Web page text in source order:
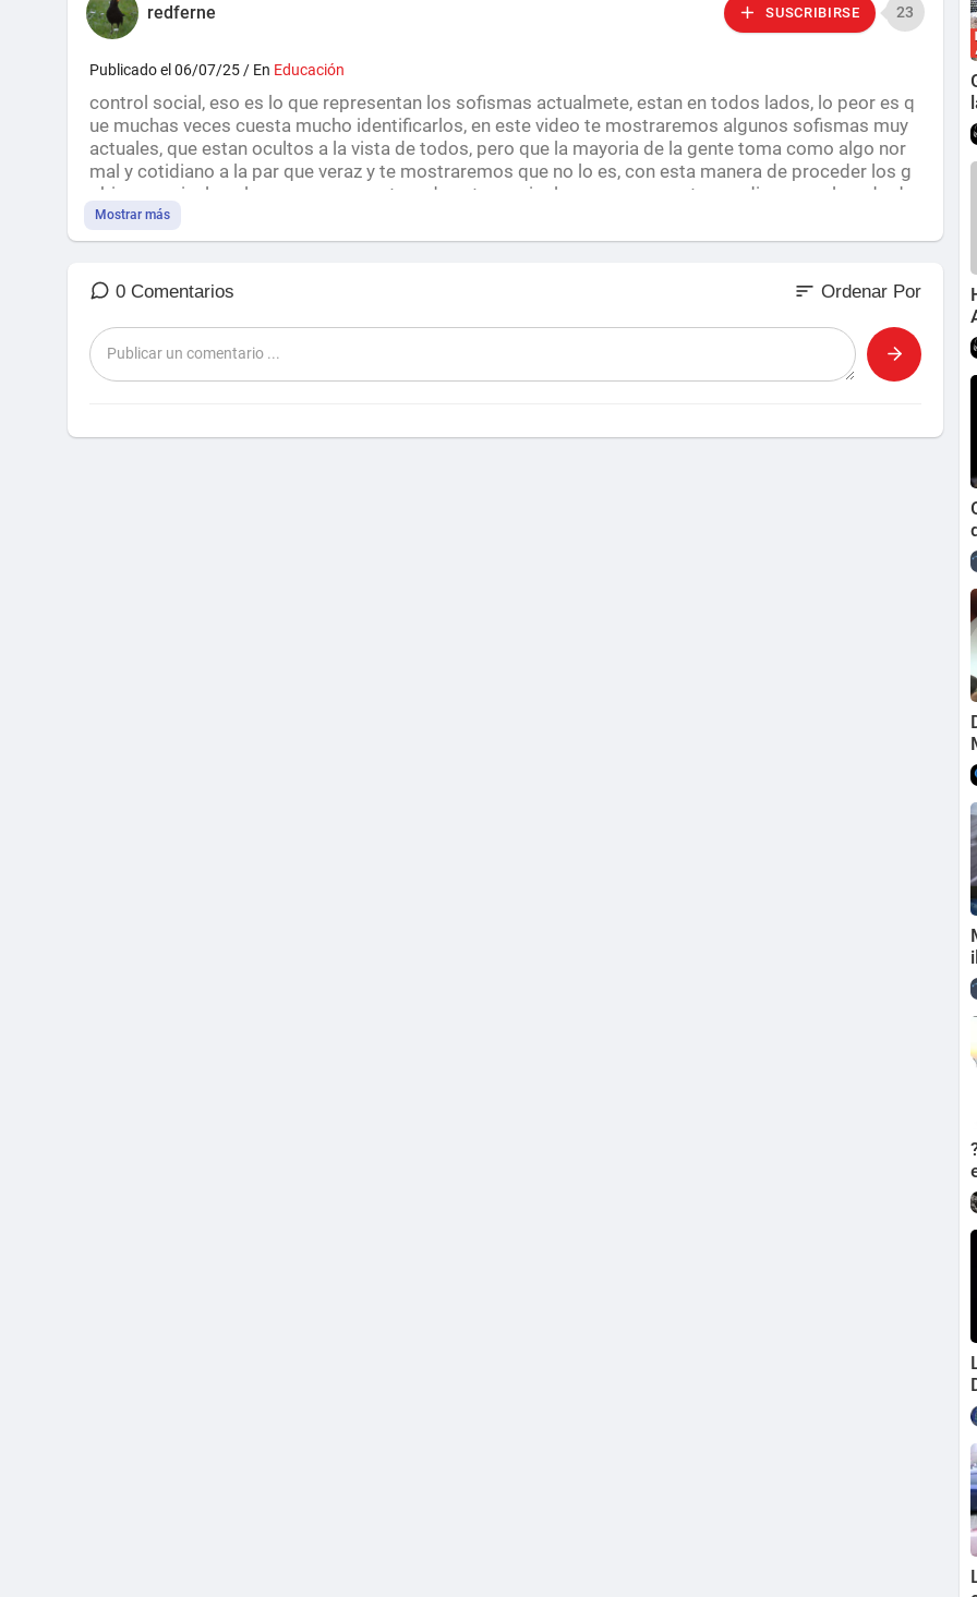
redferne SUSCRIBIRSE 23
Publicado el 06/07/25 / En Educación
control social, eso es lo que representan los sofismas actualmete, estan en todos lados, lo peor es q
ue muchas veces cuesta mucho identificarlos, en este video te mostraremos algunos sofismas muy
actuales, que estan ocultos a la vista de todos, pero que la mayoria de la gente toma como algo nor
mal y cotidiano a la par que veraz y te mostraremos que no lo es, con esta manera de proceder los g
obiernos e incluso las personas que te rodean te manipulan, y nos presentan un discurso plagado de
sofismas que condicionan nuestra vida, lo peor es que no nos damos cuenta que estamos siendo ma
nipulados.
Mostrar más
0 Comentarios sort Ordenar Por